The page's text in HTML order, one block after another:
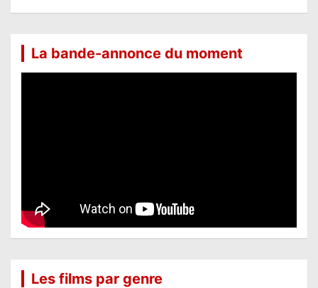
La bande-annonce du moment
Les films par genre